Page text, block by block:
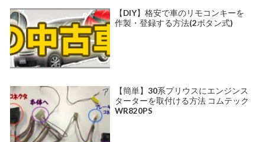
【DIY】格安で車のリモコンキーを
作製・登録する方法(2ボタン式)
【簡単】30系プリウスにエンジンス
ターターを取付ける方法 コムテック
WR820PS